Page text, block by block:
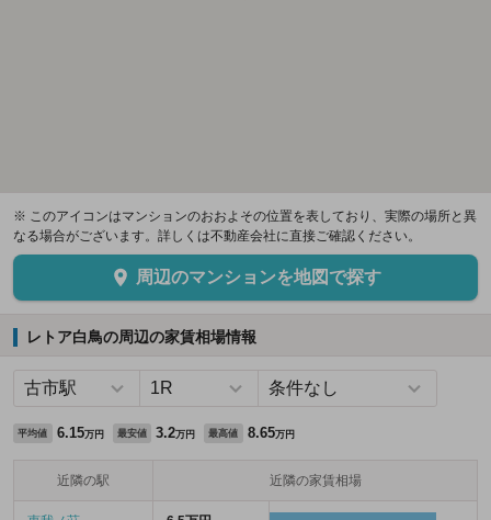
※ このアイコンはマンションのおおよその位置を表しており、実際の場所と異
なる場合がございます。詳しくは不動産会社に直接ご確認ください。
周辺のマンションを地図で探す
レトア白鳥の周辺の家賃相場情報
平均値 6.15万円 最安値 3.2万円 最高値 8.65万円
近隣の駅 近隣の家賃相場